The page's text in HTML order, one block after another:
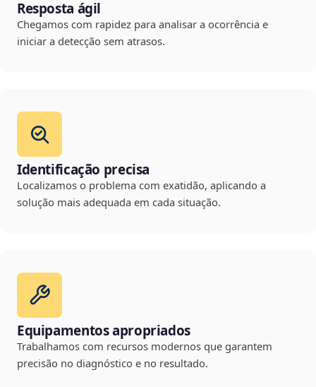
Resposta ágil
Chegamos com rapidez para analisar a ocorrência e
iniciar a detecção sem atrasos.
Identificação precisa
Localizamos o problema com exatidão, aplicando a
solução mais adequada em cada situação.
Equipamentos apropriados
Trabalhamos com recursos modernos que garantem
precisão no diagnóstico e no resultado.